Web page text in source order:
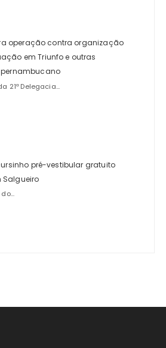
operação contra organização
em Triunfo e outras
21ª Delegacia...
pré-vestibular gratuito
Salgueiro